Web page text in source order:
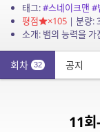
태그:#스네이크맨 #
평점
×105| 분량:
소개: 뱀의 능력을
회차 32 공지
11회